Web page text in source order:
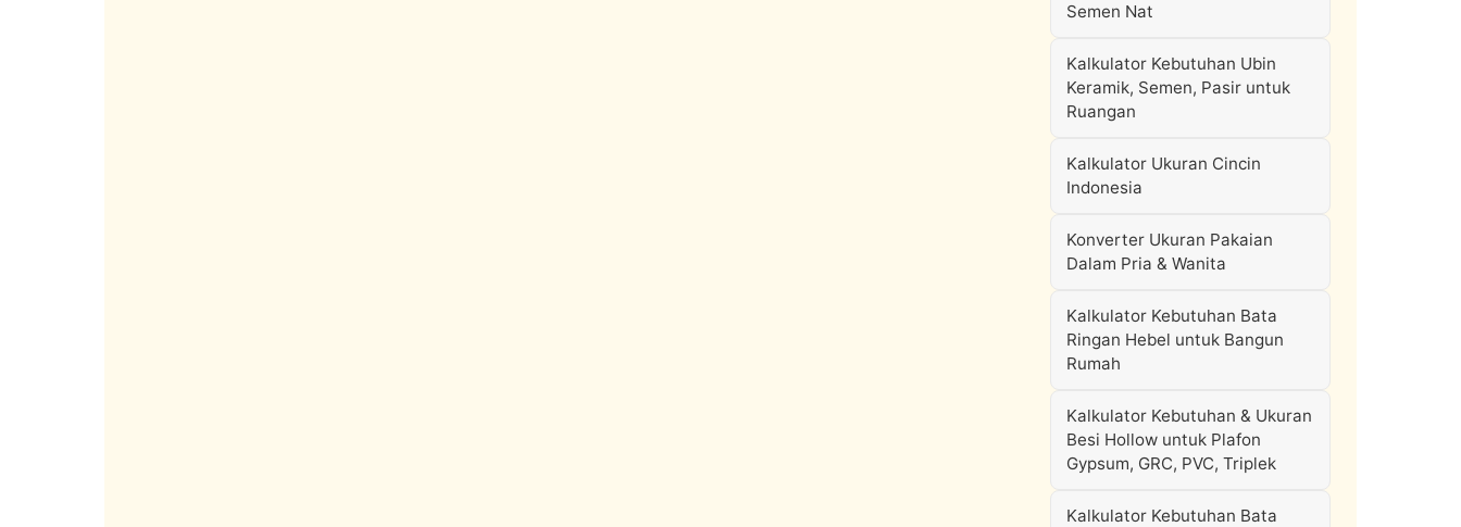
Semen Nat
Kalkulator Kebutuhan Ubin
Keramik, Semen, Pasir untuk
Ruangan
Kalkulator Ukuran Cincin
Indonesia
Konverter Ukuran Pakaian
Dalam Pria & Wanita
Kalkulator Kebutuhan Bata
Ringan Hebel untuk Bangun
Rumah
Kalkulator Kebutuhan & Ukuran
Besi Hollow untuk Plafon
Gypsum, GRC, PVC, Triplek
Kalkulator Kebutuhan Bata